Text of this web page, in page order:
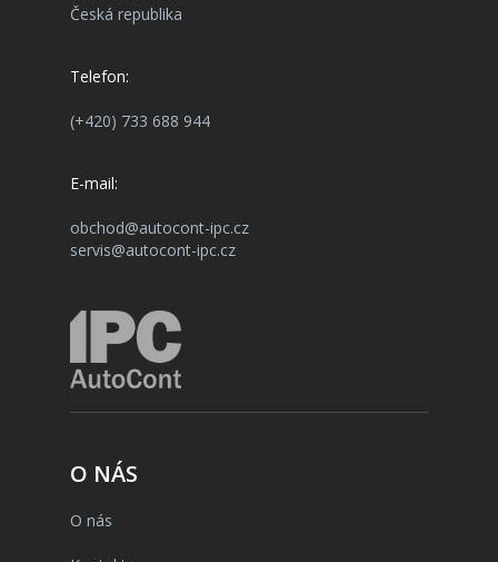
Česká republika
Telefon:
(+420) 733 688 944
E-mail:
obchod@autocont-ipc.cz
servis@autocont-ipc.cz
O NÁS
O nás